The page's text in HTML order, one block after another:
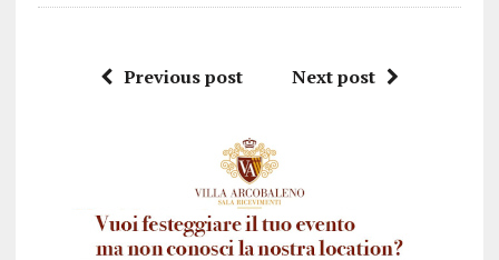
Previous post Next post